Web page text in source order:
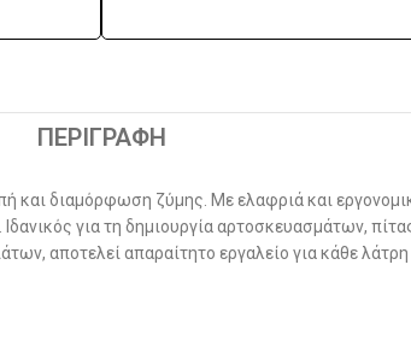
ΠΕΡΙΓΡΑΦΉ
και διαμόρφωση ζύμης. Με ελαφριά και
για τη δημιουργία αρτοσκευασμάτων,
αποτελεί απαραίτητο εργαλείο για κάθε